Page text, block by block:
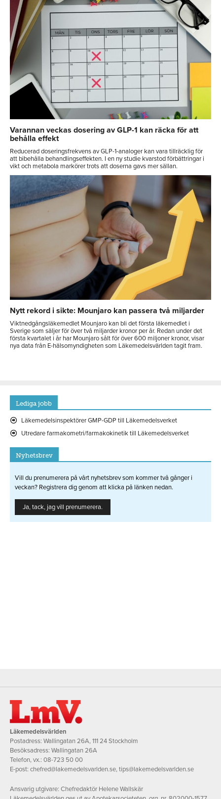
Varannan veckas dosering av GLP-1 kan räcka för att
behålla effekt
Reducerad doseringsfrekvens av GLP-1-analoger kan vara tillräcklig för
att bibehålla behandlingseffekten. I en ny studie kvarstod förbättringar i
vikt och metabola markörer trots att doserna gavs mer sällan.
Nytt rekord i sikte: Mounjaro kan passera två miljarder
Viktnedgångsläkemedlet Mounjaro kan bli det första läkemedlet i
Sverige som säljer för över två miljarder kronor per år. Redan under det
första kvartalet i år har Mounjaro sålt för över 600 miljoner kronor, visar
nya data från E-hälsomyndigheten som Läkemedelsvärlden tagit fram.
Lediga jobb
Läkemedelsinspektörer GMP-GDP till Läkemedelsverket
Utredare farmakometri/farmakokinetik till Läkemedelsverket
Nyhetsbrev
Vill du prenumerera på vårt nyhetsbrev som kommer två gånger i
veckan? Registrera dig genom att klicka på länken nedan.
Ja, tack, jag vill prenumerera.
Läkemedelsvärlden
Postadress: Wallingatan 26A, 111 24 Stockholm
Besöksadress: Wallingatan 26A
Telefon, vx.: 08-723 50 00
E-post: chefred@lakemedelsvarlden.se,tips@lakemedelsvarlden.se
Ansvarig utgivare: Chefredaktör Helene Wallskär